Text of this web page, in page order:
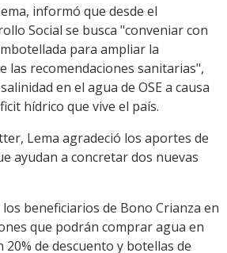
Link
informó que desde el
Social se busca "conveniar con
para ampliar la
las recomendaciones sanitarias",
en el agua de OSE a causa
hídrico que vive el país.
Lema agradeció los aportes de
ayudan a concretar dos nuevas
beneficiarios de Bono Crianza en
que podrán comprar agua en
20% de descuento y botellas de